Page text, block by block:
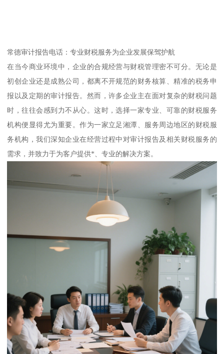
常德审计报告电话：专业财税服务为企业发展保驾护航
在当今商业环境中，企业的合规经营与财税管理密不可分。无论是
初创企业还是成熟公司，都离不开规范的财务核算、精准的税务申
报以及定期的审计报告。然而，许多企业主在面对复杂的财税问题
时，往往会感到力不从心。这时，选择一家专业、可靠的财税服务
机构便显得尤为重要。作为一家立足湘潭、服务周边地区的财税服
务机构，我们深知企业在经营过程中对审计报告及相关财税服务的
需求，并致力于为客户提供*、专业的解决方案。